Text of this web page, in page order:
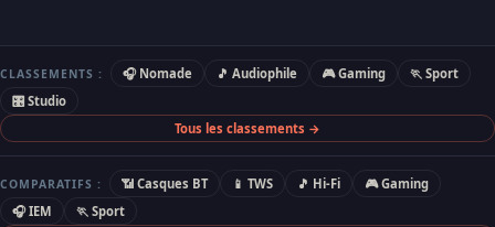
CLASSEMENTS : 🎧 Nomade 🎵 Audiophile 🎮 Gaming
🏃 Sport
🎛 Studio
Tous les classements →
COMPARATIFS : 📶 Casques BT 📱 TWS 🎵 Hi-Fi
🎮 Gaming
🎧 IEM
🏃 Sport